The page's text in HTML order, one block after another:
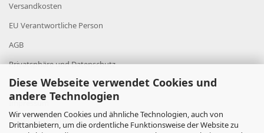
Diese Webseite verwendet Cookies und
andere Technologien
Wir verwenden Cookies und ähnliche Technologien, auch von
Drittanbietern, um die ordentliche Funktionsweise der Website zu
Versandkosten
EU Verantwortliche Person
AGB
Privatsphäre und Datenschutz
Datenschutz
Impressum
Cookie Einstellungen